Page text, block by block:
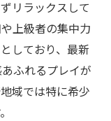
サポート体制
ルフを体験
る最新設備の
シミュレー
リラックスして
上級者の集中力
しており、最新
ふれるプレイが
域では特に希少